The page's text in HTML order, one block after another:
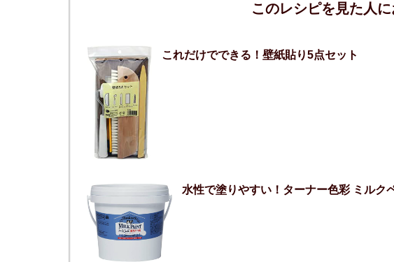
このレシピを見た人
これだけでできる！壁紙貼り5点セット
水性で塗りやすい！ターナー色彩 ミルク